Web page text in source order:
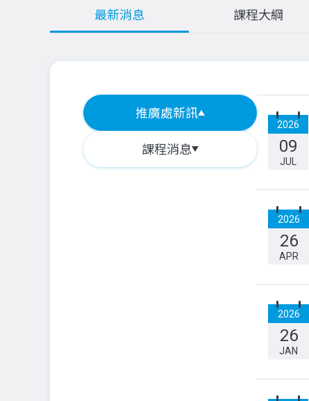
最新消息 課程大綱
推廣處新訊
課程消息 09
JUL
2026
26
APR
2026
26
JAN
2026